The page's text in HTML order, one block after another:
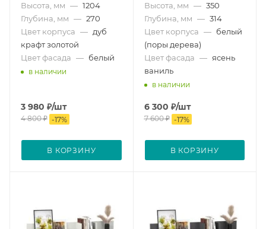
Высота, мм — 1204
Глубина, мм — 270
Цвет корпуса — дуб
крафт золотой
Цвет фасада — белый
в наличии
3 980 ₽/шт
4 800₽ -17%
В КОРЗИНУ
Высота, мм — 350
Глубина, мм — 314
Цвет корпуса — белый
(поры дерева)
Цвет фасада — ясень
ваниль
в наличии
6 300 ₽/шт
7 600₽ -17%
В КОРЗИНУ